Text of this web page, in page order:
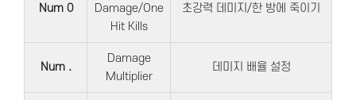
Num 0
Damage/One
Hit Kills
초강력 데미지/한 방에 죽이기
Num .
Damage
Multiplier
데미지 배율 설정